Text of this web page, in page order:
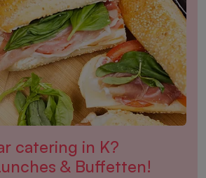
catering in K?
& Buffetten!